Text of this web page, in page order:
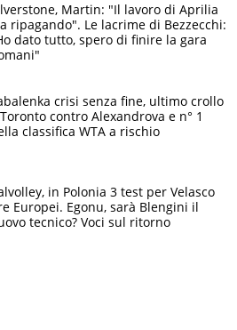
Martin: "Il lavoro di Aprilia
ripagando". Le lacrime di Bezzecchi:
dato tutto, spero di finire la gara
crisi senza fine, ultimo crollo
contro Alexandrova e n° 1
classifica WTA a rischio
in Polonia 3 test per Velasco
Europei. Egonu, sarà Blengini il
tecnico? Voci sul ritorno